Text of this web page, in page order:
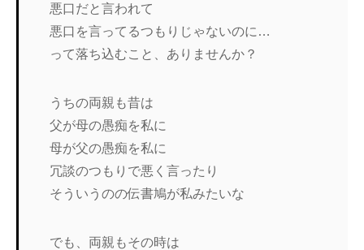
悪口だと言われて
悪口を言ってるつもりじゃないのに…
って落ち込むこと、ありませんか？
うちの両親も昔は
父が母の愚痴を私に
母が父の愚痴を私に
冗談のつもりで悪く言ったり
そういうのの伝書鳩が私みたいな
でも、両親もその時は